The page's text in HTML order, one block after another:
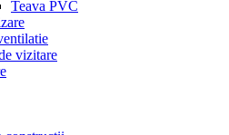
Teava PVC
vizitare